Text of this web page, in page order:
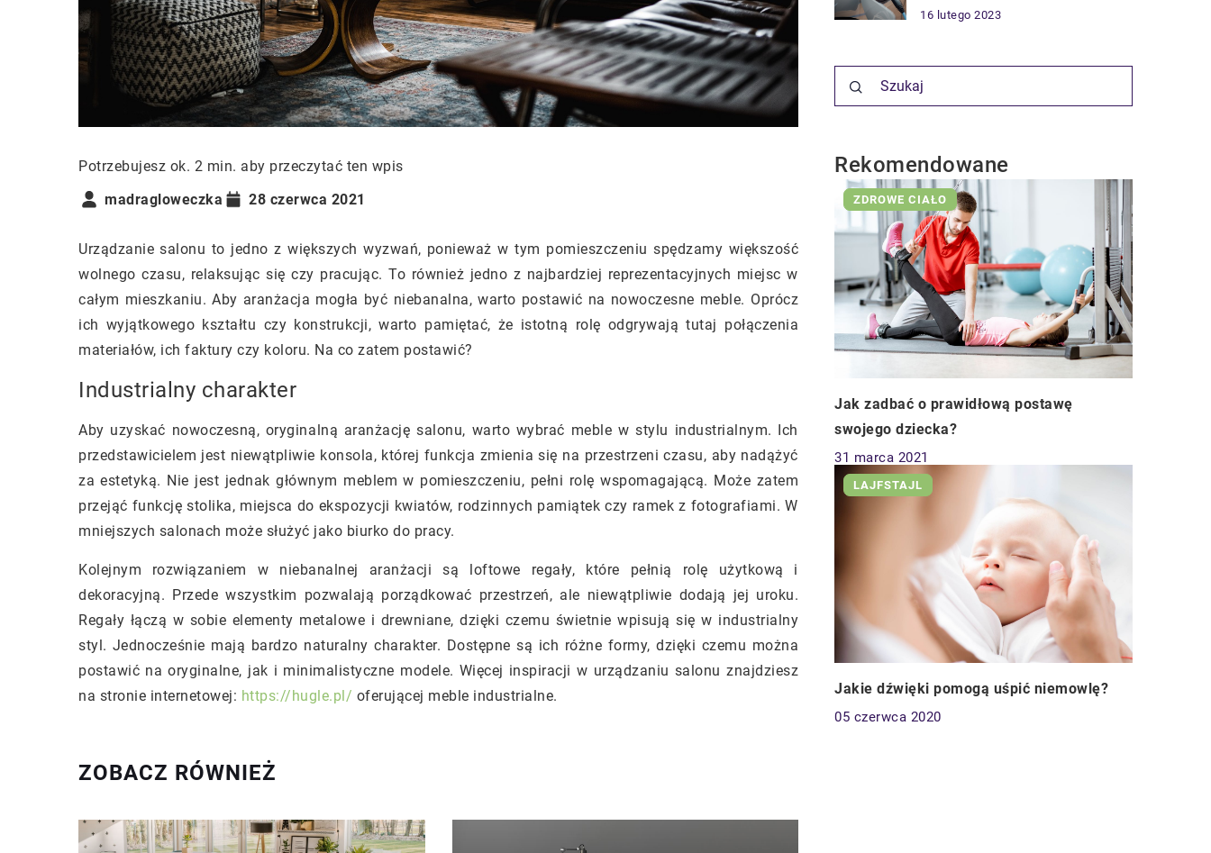
Potrzebujesz ok. 2 min. aby przeczytać ten wpis
madragloweczka
28 czerwca 2021
Urządzanie salonu to jedno z większych wyzwań, ponieważ w tym pomieszczeniu spędzamy większość
wolnego czasu, relaksując się czy pracując. To również jedno z najbardziej reprezentacyjnych miejsc w
całym mieszkaniu. Aby aranżacja mogła być niebanalna, warto postawić na nowoczesne meble. Oprócz
ich wyjątkowego kształtu czy konstrukcji, warto pamiętać, że istotną rolę odgrywają tutaj połączenia
materiałów, ich faktury czy koloru. Na co zatem postawić?
Industrialny charakter
Aby uzyskać nowoczesną, oryginalną aranżację salonu, warto wybrać meble w stylu industrialnym. Ich
przedstawicielem jest niewątpliwie konsola, której funkcja zmienia się na przestrzeni czasu, aby nadążyć
za estetyką. Nie jest jednak głównym meblem w pomieszczeniu, pełni rolę wspomagającą. Może zatem
przejąć funkcję stolika, miejsca do ekspozycji kwiatów, rodzinnych pamiątek czy ramek z fotografiami. W
mniejszych salonach może służyć jako biurko do pracy.
Kolejnym rozwiązaniem w niebanalnej aranżacji są loftowe regały, które pełnią rolę użytkową i
dekoracyjną. Przede wszystkim pozwalają porządkować przestrzeń, ale niewątpliwie dodają jej uroku.
Regały łączą w sobie elementy metalowe i drewniane, dzięki czemu świetnie wpisują się w industrialny
styl. Jednocześnie mają bardzo naturalny charakter. Dostępne są ich różne formy, dzięki czemu można
postawić na oryginalne, jak i minimalistyczne modele. Więcej inspiracji w urządzaniu salonu znajdziesz
na stronie internetowej: https://hugle.pl/ oferującej meble industrialne.
ZOBACZ RÓWNIEŻ
16 lutego 2023
Rekomendowane
ZDROWE CIAŁO
Jak zadbać o prawidłową postawę
swojego dziecka?
31 marca 2021
LAJFSTAJL
Jakie dźwięki pomogą uśpić niemowlę?
05 czerwca 2020